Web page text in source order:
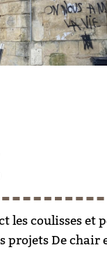
les coulisses et
projets De chair